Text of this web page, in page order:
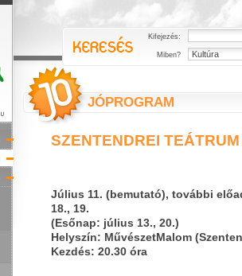
Kifejezés:
Miben?
JÓPROGRAM
SZENTENDREI
Július 11. (bemutató), további
18., 19.
(Esőnap: július 13., 20.)
Helyszín: MűvészetMalom
Kezdés: 20.30 óra